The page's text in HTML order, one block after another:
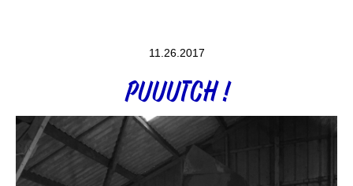
11.26.2017
PUUUTCH !